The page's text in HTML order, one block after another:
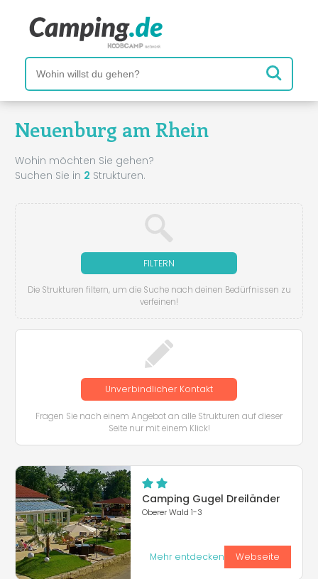
Neuenburg am Rhein
Wohin möchten Sie gehen?
Suchen Sie in 2 Strukturen.
FILTERN
Die Strukturen filtern, um die Suche nach deinen Bedürfnissen zu
verfeinen!
Unverbindlicher Kontakt
Fragen Sie nach einem Angebot an alle Strukturen auf dieser
Seite nur mit einem Klick!
Camping Gugel Dreiländer
Oberer Wald 1-3
Mehr entdecken Webseite